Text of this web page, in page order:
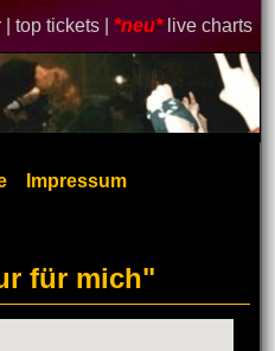
top tickets | *neu* live charts
Impressum
für mich"